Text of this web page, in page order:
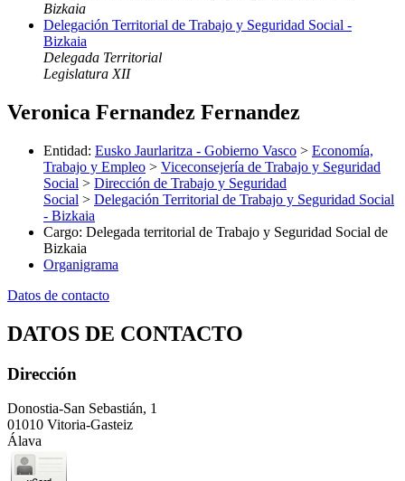
Bizkaia
Delegación Territorial de Trabajo y Seguridad Social -
Bizkaia
Delegada Territorial
Legislatura XII
Veronica Fernandez Fernandez
Entidad: Eusko Jaurlaritza - Gobierno Vasco > Economía,
Trabajo y Empleo > Viceconsejería de Trabajo y Seguridad
Social > Dirección de Trabajo y Seguridad
Social > Delegación Territorial de Trabajo y Seguridad Social
- Bizkaia
Cargo: Delegada territorial de Trabajo y Seguridad Social de
Bizkaia
Organigrama
Datos de contacto
DATOS DE CONTACTO
Dirección
Donostia-San Sebastián, 1
01010 Vitoria-Gasteiz
Álava